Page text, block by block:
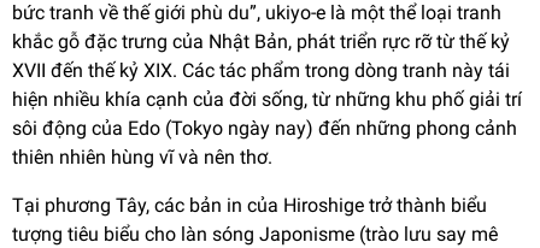
bức tranh về thế giới phù du”, ukiyo-e là một thể loại tranh
khắc gỗ đặc trưng của Nhật Bản, phát triển rực rỡ từ thế kỷ
XVII đến thế kỷ XIX. Các tác phẩm trong dòng tranh này tái
hiện nhiều khía cạnh của đời sống, từ những khu phố giải trí
sôi động của Edo (Tokyo ngày nay) đến những phong cảnh
thiên nhiên hùng vĩ và nên thơ.
Tại phương Tây, các bản in của Hiroshige trở thành biểu
tượng tiêu biểu cho làn sóng Japonisme (trào lưu say mê